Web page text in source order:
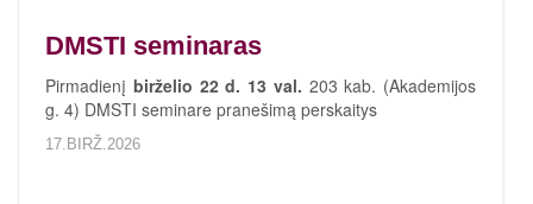
DMSTI seminaras
Pirmadienį birželio 22 d. 13 val. 203 kab. (Akademijos
g. 4) DMSTI seminare pranešimą perskaitys
17.BIRŽ.2026